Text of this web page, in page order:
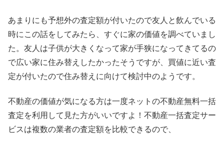
あまりにも予想外の査定額が付いたので友人と飲んでいる
時にこの話をしてみたら、すぐに家の価値を調べていまし
た。友人は子供が大きくなって家が手狭になってきてるの
で広い家に住み替えしたかったそうですが、買値に近い査
定が付いたので住み替えに向けて検討中のようです。
不動産の価値が気になる方は一度ネットの不動産無料一括
査定を利用して見た方がいいですよ！不動産一括査定サー
ビスは複数の業者の査定額を比較できるので、